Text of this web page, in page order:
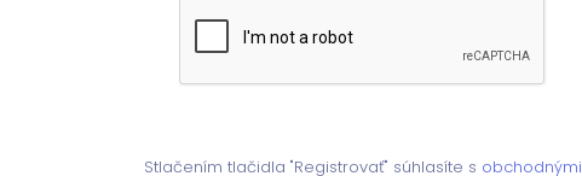
Stlačením tlačidla "Registrovať" súhlasíte s obchodnými